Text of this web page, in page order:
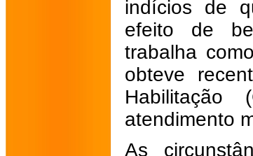
indícios de
efeito de
trabalha
obteve
Habilitação
atendimento
As